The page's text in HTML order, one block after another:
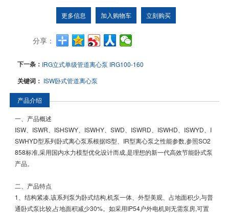
更多信息 加入购物车 立刻购买
分享：
下一条： IRG立式单级管道离心泵 IRG100-160
关键词： ISW卧式管道离心泵
产品介绍
一、产品概述
ISW、ISWR、ISHSWY、ISWHY、SWD、ISWRD、ISWHD、ISWYD、I
SWHYD型系列卧式离心泵系根据IS型、IR型离心泵之性能参数,参照SO2
858标准,采用国内水力模型优化设计而成,是理想的新一代高效节能卧式泵
产品。
二、产品特点
1、结构紧凑,该系列泵为卧式结构,机泵一体、外型美观、占地面积少,与普
通卧式泵比较,占地面积减少30%。如采用IP54户外电机则无需泵房,可置